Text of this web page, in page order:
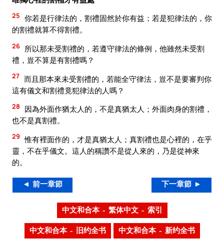
25 你若是行律法的，割禮固然於你有益；若是犯律法的，你
的割禮就算不得割禮。
26
所以那未受割禮的，若遵守律法的條例，他雖然未受割
禮，豈不算是有割禮嗎？
27 而且那本來未受割禮的，若能全守律法，豈不是要審判你
這有儀文和割禮竟犯律法的人嗎？
28
因為外面作猶太人的，不是真猶太人；外面肉身的割禮，
也不是真割禮。
29 惟有裡面作的，才是真猶太人；真割禮也是心裡的，在乎
靈，不在乎儀文。這人的稱讚不是從人來的，乃是從神來
的。
◄ 前一章節 下一章節 ►
中文和合本 – 繁体中文 – 索引
中文和合本 – 旧约全书 中文和合本 – 新约全书